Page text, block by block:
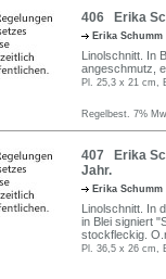
406 Erika
Erika Schumm
Linolschnitt. In
angeschmutz,
Pl. 25,3 x 21 cm,
Regelbest. 7%
407 Erika
Jahr.
Erika Schumm
Linolschnitt. In
in Blei signiert
stockfleckig.
Pl. 36,5 x 26 cm,